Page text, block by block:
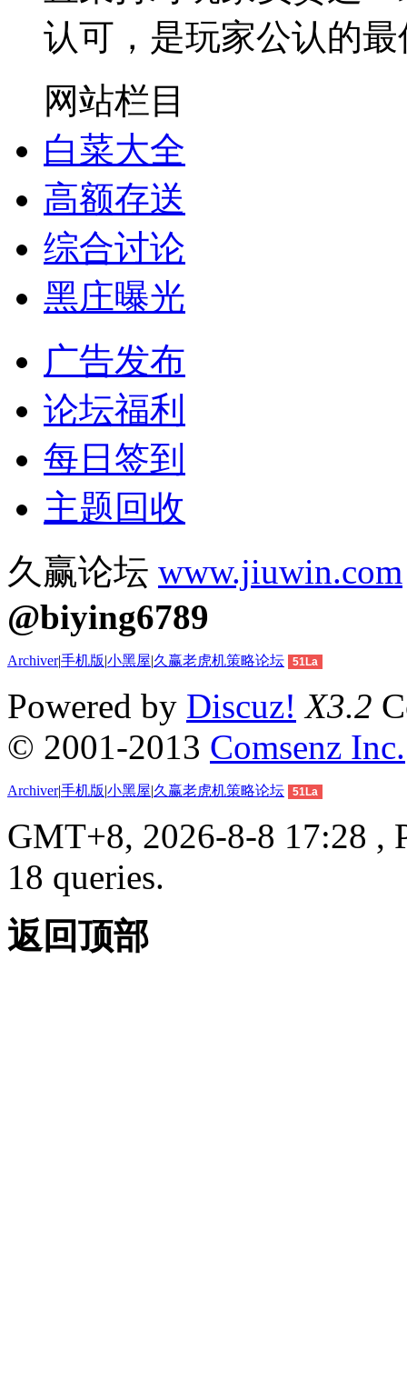
认可，是玩家公认的
网站栏目
白菜大全
高额存送
综合讨论
黑庄曝光
广告发布
论坛福利
每日签到
主题回收
久赢论坛 www.jiuwin.com
@biying6789
Archiver|手机版|小黑屋|久赢老虎机策略论坛 51La
Powered by Discuz! X3.2
© 2001-2013 Comsenz Inc.
Archiver|手机版|小黑屋|久赢老虎机策略论坛 51La
GMT+8, 2026-8-8 17:28 ,
18 queries.
返回顶部